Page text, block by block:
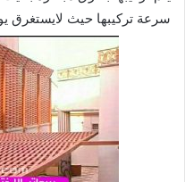
سرعة تركيبها حيث لايستغرق